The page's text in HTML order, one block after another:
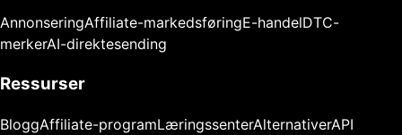
AnnonseringAffiliate-markedsføringE-handelDTC-
merkerAI-direktesending
Ressurser
BloggAffiliate-programLæringssenterAlternativerAPI